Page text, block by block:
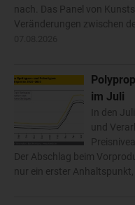
nach. Das Panel von
Veränderungen zwischen
im Juli
In den
und
Der Abschlag beim
nur ein erster Anhaltspunkt,